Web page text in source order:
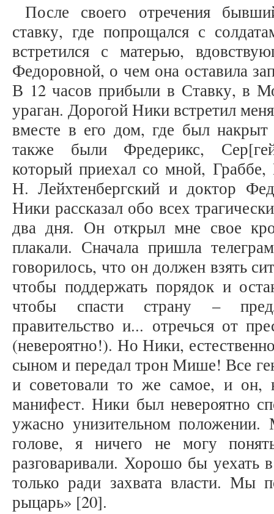
После своего отречения
ставку, где попрощался с
встретился с матерью,
Федоровной, о чем она оставила
В 12 часов прибыли в Ставку, в
ураган. Дорогой Ники встретил
вместе в его дом, где был
также были Фредерикс,
который приехал со мной,
Н. Лейхтенбергский и доктор
Ники рассказал обо всех
два дня. Он открыл мне свое
плакали. Сначала пришла
говорилось, что он должен взять
чтобы поддержать порядок и
чтобы спасти страну –
правительство и... отречься от
(невероятно!). Но Ники,
сыном и передал трон Мише! Все
и советовали то же самое, и он,
манифест. Ники был невероятно
ужасно унизительном
голове, я ничего не могу
разговаривали. Хорошо бы уехать
только ради захвата власти. Мы
рыцарь» [20].